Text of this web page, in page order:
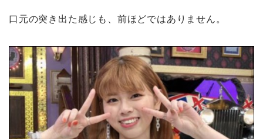
口元の突き出た感じも、前ほどではありません。